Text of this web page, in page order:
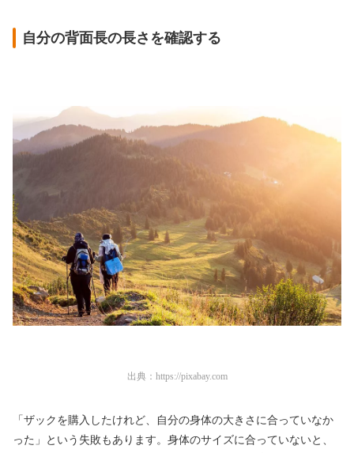
自分の背面長の長さを確認する
出典： https://pixabay.com
「ザックを購入したけれど、自分の身体の大きさに合っていなか
った」という失敗もあります。身体のサイズに合っていないと、